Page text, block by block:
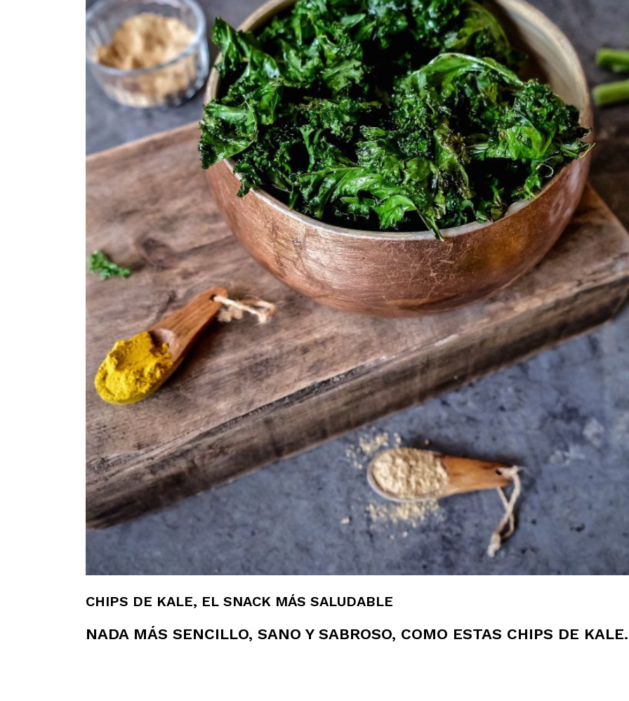
CHIPS DE KALE, EL SNACK MÁS SALUDABLE
NADA MÁS SENCILLO, SANO Y SABROSO, COMO ESTAS CHIPS DE KALE.